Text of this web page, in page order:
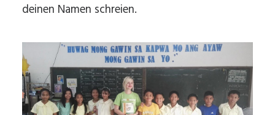
deinen Namen schreien.